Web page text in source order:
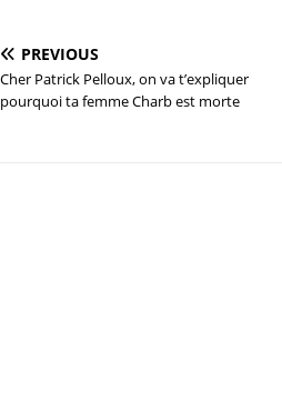
PREVIOUS
Cher Patrick Pelloux, on va t’expliquer
pourquoi ta femme Charb est morte